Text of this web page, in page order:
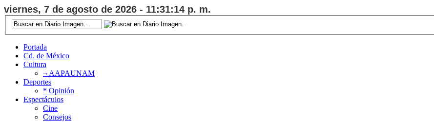
viernes, 7 de agosto de 2026 - 11:31:15 p. m.
Portada
Cd. de México
Cultura
¬ AAPAUNAM
Deportes
* Opinión
Espectáculos
Cine
Consejos